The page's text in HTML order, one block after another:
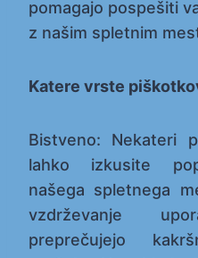
pomagajo pospešiti
z našim spletnim
Katere vrste
Bistveno: Nekateri
lahko izkusite
našega spletnega
vzdrževanje
preprečujejo